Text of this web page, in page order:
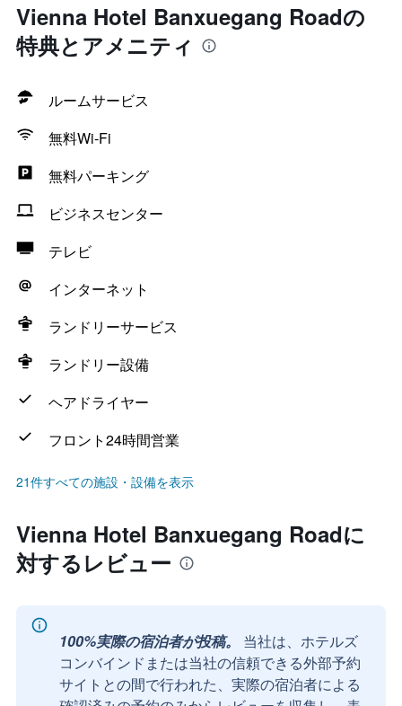
Vienna Hotel Banxuegang Roadの
特典とアメニティ
ルームサービス
無料Wi-Fi
無料パーキング
ビジネスセンター
テレビ
インターネット
ランドリーサービス
ランドリー設備
ヘアドライヤー
フロント24時間営業
21件すべての施設・設備を表示
Vienna Hotel Banxuegang Roadに
対するレビュー
100%実際の宿泊者が投稿。
当社は、ホテルズ
コンバインドまたは当社の信頼できる外部予約
サイトとの間で行われた、実際の宿泊者による